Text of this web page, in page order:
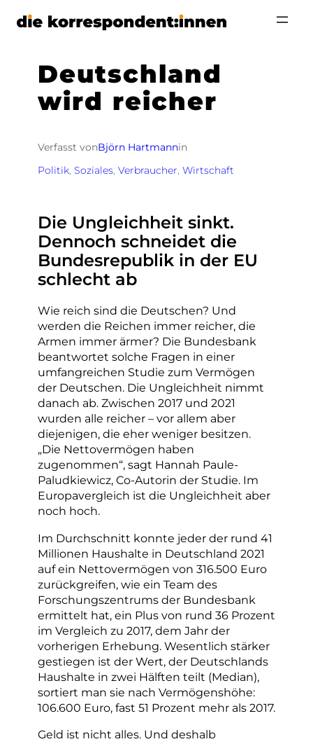
Zum
Deutschland
wird reicher
Verfasst vonBjörn Hartmannin
Politik, Soziales, Verbraucher, Wirtschaft
Die Ungleichheit sinkt.
Dennoch schneidet die
Bundesrepublik in der EU
schlecht ab
Wie reich sind die Deutschen? Und
werden die Reichen immer reicher, die
Armen immer ärmer? Die Bundesbank
beantwortet solche Fragen in einer
umfangreichen Studie zum Vermögen
der Deutschen. Die Ungleichheit nimmt
danach ab. Zwischen 2017 und 2021
wurden alle reicher – vor allem aber
diejenigen, die eher weniger besitzen.
„Die Nettovermögen haben
zugenommen“, sagt Hannah Paule-
Paludkiewicz, Co-Autorin der Studie. Im
Europavergleich ist die Ungleichheit aber
noch hoch.
Im Durchschnitt konnte jeder der rund 41
Millionen Haushalte in Deutschland 2021
auf ein Nettovermögen von 316.500 Euro
zurückgreifen, wie ein Team des
Forschungszentrums der Bundesbank
ermittelt hat, ein Plus von rund 36 Prozent
im Vergleich zu 2017, dem Jahr der
vorherigen Erhebung. Wesentlich stärker
gestiegen ist der Wert, der Deutschlands
Haushalte in zwei Hälften teilt (Median),
sortiert man sie nach Vermögenshöhe:
106.600 Euro, fast 51 Prozent mehr als 2017.
Geld ist nicht alles. Und deshalb